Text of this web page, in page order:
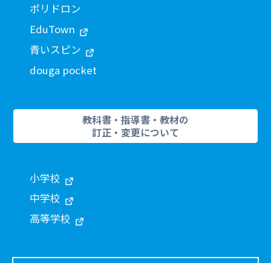
ポリドロン
EduTown
青いスピン
douga pocket
教科書・指導書・教材の
訂正・変更について
小学校
中学校
高等学校